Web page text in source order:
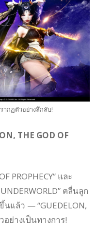
รากฏตัวอย่างลึกลับ!
THE GOD OF
PROPHECY” และ
คลื่นลูก
แล้ว — “GUEDELON,
อย่างเป็นทางการ!